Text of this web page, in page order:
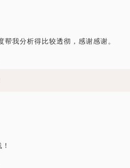
我分析得比较透彻，感谢感谢。